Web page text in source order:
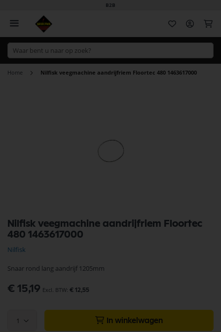
B2B
Home Nilfisk veegmachine aandrijfriem Floortec 480 1463617000
Nilfisk veegmachine aandrijfriem Floortec
480 1463617000
Nilfisk
Snaar rond lang aandrijf 1205mm
€ 15,19 € 12,55
1 In winkelwagen
naar
het
van
afbeeldingen-